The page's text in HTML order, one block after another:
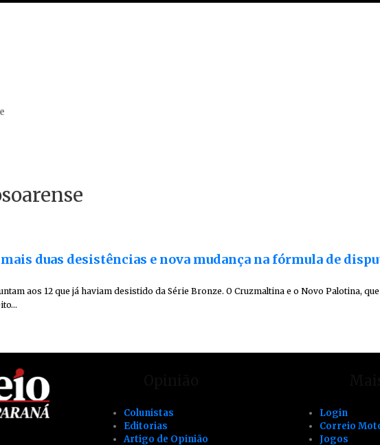
duas desistências e nova mudança na fórmula de
aos 12 que já haviam desistido da Série Bronze. O Cruzmaltina e o Novo Palotina,
Colunistas
Editorias
Artigo de Opinião
Login
Correio
Jogos